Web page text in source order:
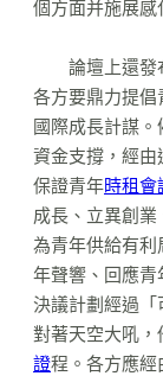
個方面并施展感
論壇上還發
各方要鼎力提
國際成長計謀
資金支撐，經由
保證青年時租會
成長、立異創業
為青年供給有
年聲響、回應青
決議計劃經過
對著天空大吼，
證程。各方應